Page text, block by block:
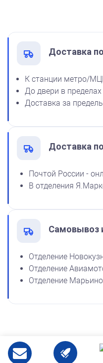
Печать ИП № Р135
Печать ИП № Р78
Доставка
К станции метро/
До двери в
Доставка за
Доставка
Почтой России -
В отделения
Самовывоз
Отделение
Отделение
Отделение